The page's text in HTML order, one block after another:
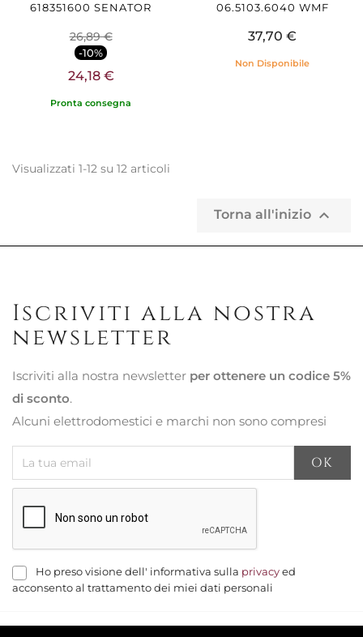
618351600 SENATOR
26,89 €
-10%
24,18 €
Pronta consegna
06.5103.6040 WMF
37,70 €
Non Disponibile
Visualizzati 1-12 su 12 articoli
Torna all'inizio 
Iscriviti alla nostra
newsletter
Iscriviti alla nostra newsletter per ottenere un codice 5%
di sconto.
Alcuni elettrodomestici e marchi non sono compresi
Ho preso visione dell' informativa sulla privacy ed
acconsento al trattamento dei miei dati personali